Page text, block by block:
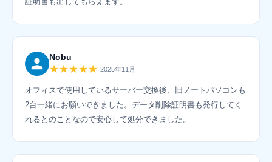
Nobu
★★★★★ 2025年11月
オフィスで使用しているサーバー交換後、旧ノートパソコンも
2台一緒にお願いできました。データ削除証明書も発行してく
れるとのことなので安心して処分できました。